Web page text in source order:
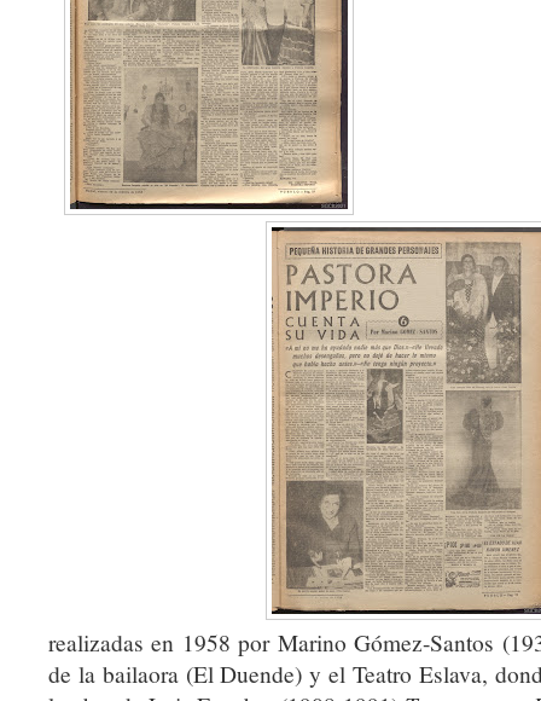
realizadas en 1958 por Marino Gómez-Santos
de la bailaora (El Duende) y el Teatro Eslava,